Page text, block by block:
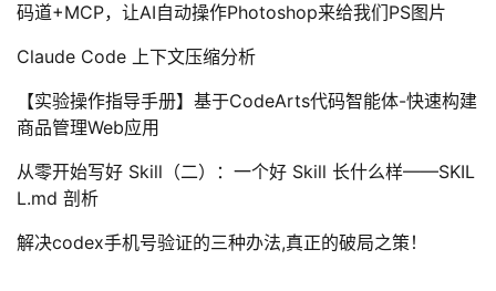
码道+MCP，让AI自动操作Photoshop来给我们PS图片
Claude Code 上下文压缩分析
【实验操作指导手册】基于CodeArts代码智能体-快速构建
商品管理Web应用
从零开始写好 Skill（二）：一个好 Skill 长什么样——SKIL
L.md 剖析
解决codex手机号验证的三种办法,真正的破局之策！